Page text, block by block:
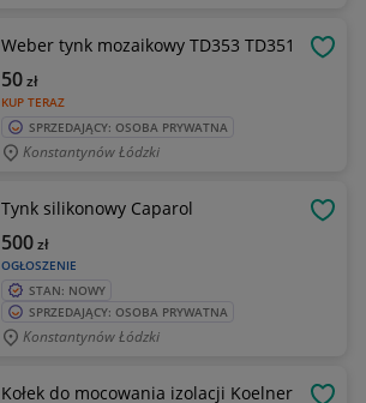
Weber tynk mozaikowy TD353 TD351
KUP TERAZ
50zł
SPRZEDAJĄCY: OSOBA PRYWATNA
Konstantynów Łódzki
Tynk silikonowy Caparol
OGŁOSZENIE
500zł
STAN: NOWY
SPRZEDAJĄCY: OSOBA PRYWATNA
Konstantynów Łódzki
Kołek do mocowania izolacji Koelner